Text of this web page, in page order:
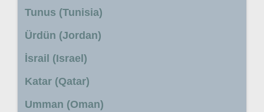
Tunus (Tunisia)
Ürdün (Jordan)
İsrail (Israel)
Katar (Qatar)
Umman (Oman)